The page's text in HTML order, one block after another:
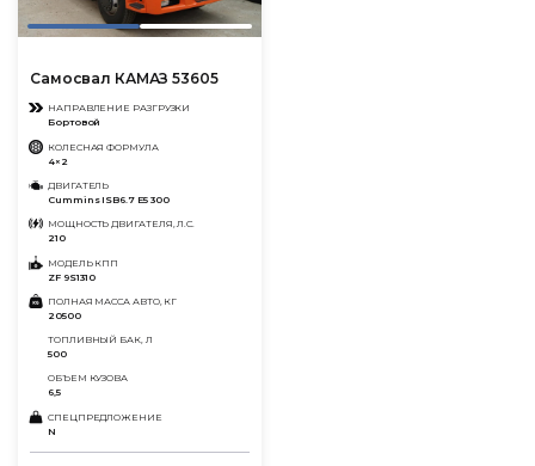
Самосвал КАМАЗ 53605
НАПРАВЛЕНИЕ РАЗГРУЗКИ
Бортовой
КОЛЕСНАЯ ФОРМУЛА
4×2
ДВИГАТЕЛЬ
Cummins ISB6.7 E5 300
МОЩНОСТЬ ДВИГАТЕЛЯ, Л.С.
210
МОДЕЛЬ КПП
ZF 9S1310
ПОЛНАЯ МАССА АВТО, КГ
20500
ТОПЛИВНЫЙ БАК, Л
500
ОБЪЕМ КУЗОВА
6,5
СПЕЦПРЕДЛОЖЕНИЕ
N